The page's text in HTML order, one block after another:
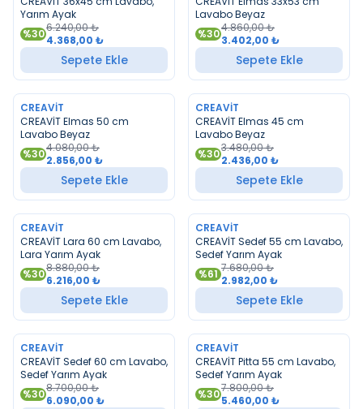
Yarım Ayak
%306.240,00₺
4.368,00 ₺
Sepete Ekle
Lavabo Beyaz
%304.860,00₺
3.402,00 ₺
Sepete Ekle
YENI
CREAVIT
CREAVİT Elmas 50 cm
Lavabo Beyaz
%304.080,00₺
2.856,00 ₺
Sepete Ekle
YENI
CREAVIT
CREAVİT Elmas 45 cm
Lavabo Beyaz
%303.480,00₺
2.436,00 ₺
Sepete Ekle
YENI
CREAVIT
CREAVİT Lara 60 cm Lavabo,
Lara Yarım Ayak
%308.880,00₺
6.216,00 ₺
Sepete Ekle
YENI
CREAVIT
CREAVİT Sedef 55 cm Lavabo,
Sedef Yarım Ayak
%61 7.680,00₺
2.982,00 ₺
Sepete Ekle
YENI
CREAVIT
CREAVİT Sedef 60 cm Lavabo,
Sedef Yarım Ayak
%308.700,00₺
6.090,00 ₺
YENI
CREAVIT
CREAVİT Pitta 55 cm Lavabo,
Sedef Yarım Ayak
%307.800,00₺
5.460,00 ₺